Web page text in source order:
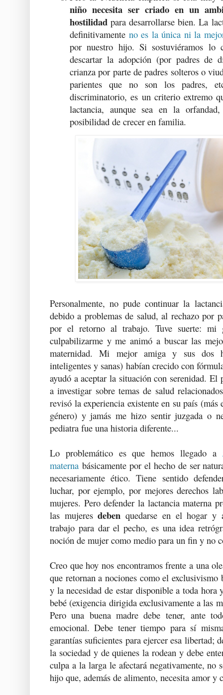
niño necesita ser criado en un
hostilidad para desarrollarse bien. La
definitivamente no es la única ni la
por nuestro hijo. Si sostuviéramos lo
descartar la adopción (por padres de
crianza por parte de padres solteros o
parientes que no son los padres,
discriminatorio, es un criterio extremo
lactancia, aunque sea en la
posibilidad de crecer en familia.
Personalmente, no pude continuar la
debido a problemas de salud, al rechazo por
por el retorno al trabajo. Tuve suerte: mi
culpabilizarme y me animó a buscar las
maternidad. Mi mejor amiga y sus dos
inteligentes y sanas) habían crecido con
ayudó a aceptar la situación con serenidad. El
a investigar sobre temas de salud
revisó la experiencia existente en su país (más
género) y jamás me hizo sentir juzgada o
pediatra fue una historia diferente...
Lo problemático es que hemos llegado a
materna básicamente por el hecho de ser
necesariamente ético. Tiene sentido
luchar, por ejemplo, por mejores derechos
mujeres. Pero defender la lactancia materna
las mujeresdebenquedarse en el hogar y
trabajo para dar el pecho, es una idea
noción de mujer como medio para un fin y no
Creo que hoy nos encontramos frente a una
que retornan a nociones como el
y la necesidad de estar disponible a toda hora
bebé (exigencia dirigida exclusivamente a las
Pero una buena madre debe tener, ante
emocional. Debe tener tiempo para sí
garantías suficientes para ejercer esa libertad;
la sociedad y de quienes la rodean y debe
culpa a la larga le afectará negativamente, no
hijo que, además de alimento, necesita amor y